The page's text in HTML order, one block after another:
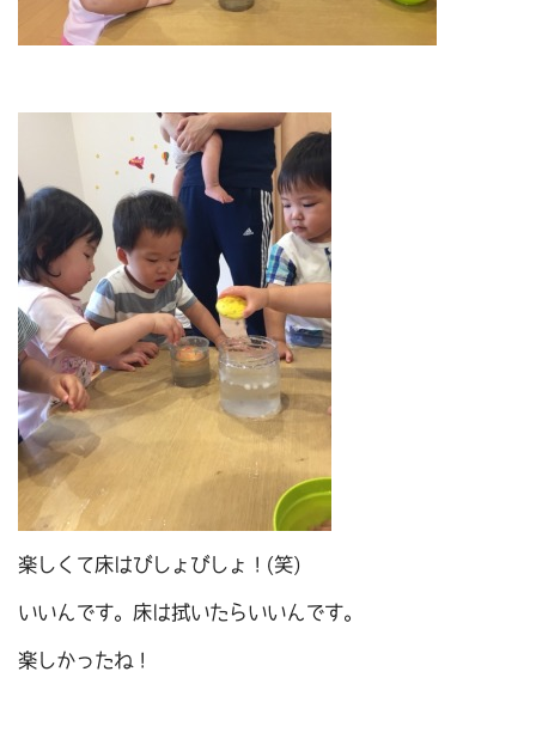
楽しくて床はびしょびしょ！(笑)
いいんです。床は拭いたらいいんです。
楽しかったね！